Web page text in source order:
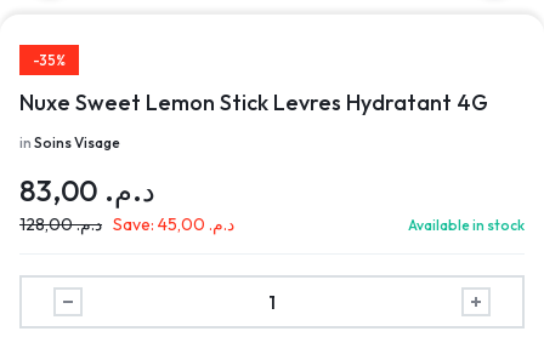
-35%
Nuxe Sweet Lemon Stick Levres Hydratant 4G
in Soins Visage
د.م.
د.م.128,00 Save: د.م. Available in stock